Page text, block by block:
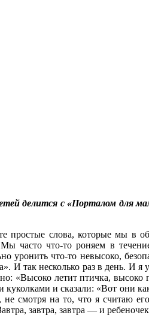
делится с «Порталом для
простые слова, которые мы в
часто что-то роняем в
уронить что-то невысоко,
И так несколько раз в день. И я
«Высоко летит птичка, высоко
и сказали: «Вот они
не смотря на то, что я считаю
завтра, завтра — и